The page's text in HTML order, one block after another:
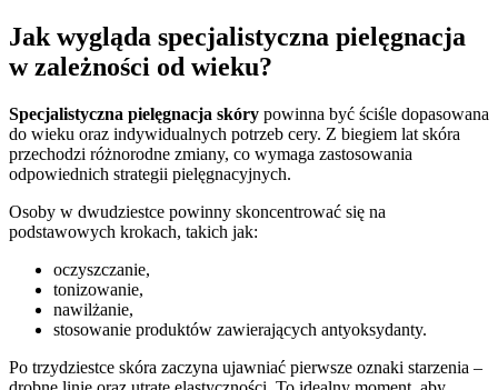
Jak wygląda specjalistyczna pielęgnacja
w zależności od wieku?
Specjalistyczna pielęgnacja skóry powinna być ściśle dopasowana
do wieku oraz indywidualnych potrzeb cery. Z biegiem lat skóra
przechodzi różnorodne zmiany, co wymaga zastosowania
odpowiednich strategii pielęgnacyjnych.
Osoby w dwudziestce powinny skoncentrować się na
podstawowych krokach, takich jak:
oczyszczanie,
tonizowanie,
nawilżanie,
stosowanie produktów zawierających antyoksydanty.
Po trzydziestce skóra zaczyna ujawniać pierwsze oznaki starzenia –